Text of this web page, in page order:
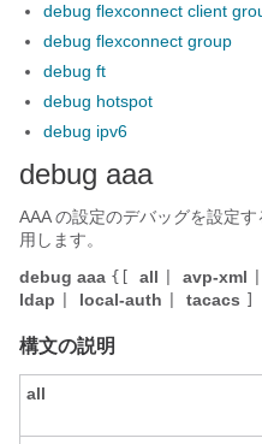
debug flexconnect client
debug flexconnect group
debug ft
debug hotspot
debug ipv6
debug aaa
AAA の設定のデバッグを設定す
用します。
debug aaa {[ all avp-xml
ldap local-auth tacacs
構文の説明
all